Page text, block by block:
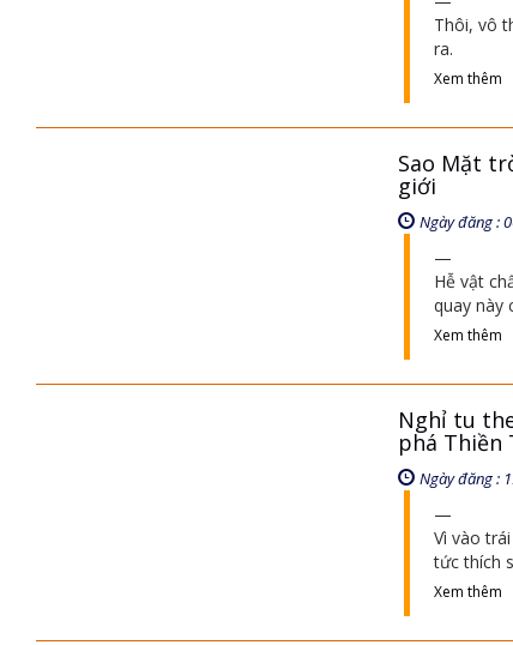
Thôi, vô
ra.
Xem thêm
Sao Mặt
giới
Ngày đăng :
Hễ vật
quay này
Xem thêm
Nghỉ tu
phá Thiền
Ngày đăng :
Vì vào
tức thích
Xem thêm